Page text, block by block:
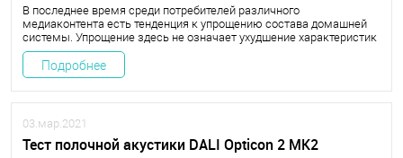
В последнее время среди потребителей различного
медиаконтента есть тенденция к упрощению состава домашней
системы. Упрощение здесь не означает ухудшение характеристик
системы, скорее — ее универсализацию
Подробнее
03.мар.2021
Тест полочной акустики ​DALI Opticon 2 MK2